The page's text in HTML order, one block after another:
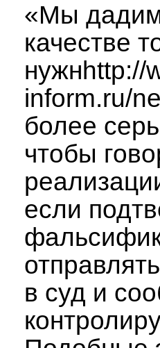
«Мы дадим
качестве
нужнhttp://
inform.ru/
более
чтобы
если
в суд и